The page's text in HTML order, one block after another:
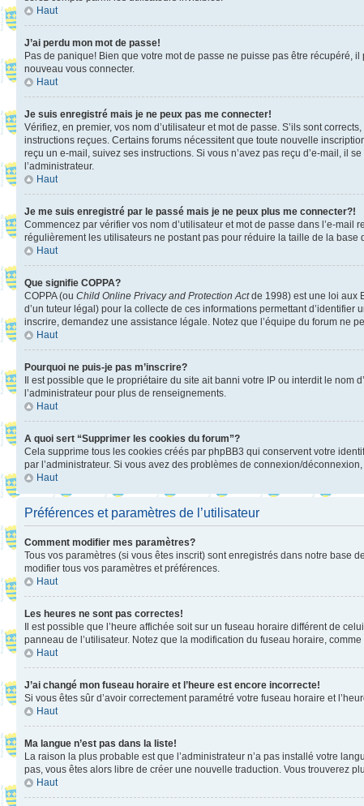
Haut
J’ai perdu mon mot de passe!
Pas de panique! Bien que votre mot de passe ne puisse pas être récupéré,
nouveau vous connecter.
Haut
Je suis enregistré mais je ne peux pas me connecter!
Vérifiez, en premier, vos nom d’utilisateur et mot de passe. S’ils sont
instructions reçues. Certains forums nécessitent que toute nouvelle
reçu un e-mail, suivez ses instructions. Si vous n’avez pas reçu d’e-mail, il
l’administrateur.
Haut
Je me suis enregistré par le passé mais je ne peux plus me connecter?!
Commencez par vérifier vos nom d’utilisateur et mot de passe dans l’e-
régulièrement les utilisateurs ne postant pas pour réduire la taille de la
Haut
Que signifie COPPA?
COPPA (ou Child Online Privacy and Protection Actde 1998) est une loi aux
d’un tuteur légal) pour la collecte de ces informations permettant
inscrire, demandez une assistance légale. Notez que l’équipe du forum ne
Haut
Pourquoi ne puis-je pas m’inscrire?
Il est possible que le propriétaire du site ait banni votre IP ou interdit le nom
l’administrateur pour plus de renseignements.
Haut
A quoi sert “Supprimer les cookies du forum”?
Cela supprime tous les cookies créés par phpBB3 qui conservent votre
par l’administrateur. Si vous avez des problèmes de connexion/
Haut
Préférences et paramètres de l’utilisateur
Comment modifier mes paramètres?
Tous vos paramètres (si vous êtes inscrit) sont enregistrés dans notre base
modifier tous vos paramètres et préférences.
Haut
Les heures ne sont pas correctes!
Il est possible que l’heure affichée soit sur un fuseau horaire différent de
panneau de l’utilisateur. Notez que la modification du fuseau horaire,
Haut
J’ai changé mon fuseau horaire et l’heure est encore incorrecte!
Si vous êtes sûr d’avoir correctement paramétré votre fuseau horaire et
Haut
Ma langue n’est pas dans la liste!
La raison la plus probable est que l’administrateur n’a pas installé votre
pas, vous êtes alors libre de créer une nouvelle traduction. Vous trouverez
Haut